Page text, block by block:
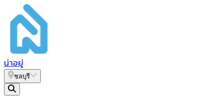
น่าอยู่
ชลบุรี